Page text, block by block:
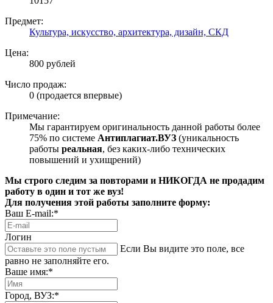
Предмет:
Культура, искусство, архитектура, дизайн, СКД
Цена:
800 рублей
Число продаж:
0 (продается впервые)
Примечание:
Мы гарантируем оригинальность данной работы более
75% по системе Антиплагиат.ВУЗ (уникальность
работы реальная, без каких-либо технических
повышений и ухищрений)
Мы строго следим за повторами и НИКОГДА не продадим
работу в один и тот же вуз!
Для получения этой работы заполните форму:
Ваш E-mail:*
Логин
Если Вы видите это поле, все
равно не заполняйте его.
Ваше имя:*
Город, ВУЗ:*